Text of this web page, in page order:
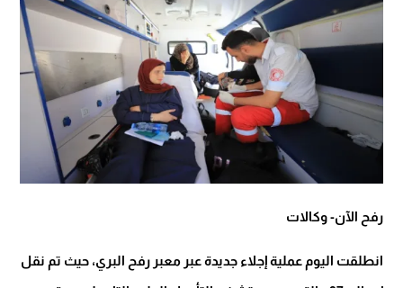
رفح الآن- وكالات
انطلقت اليوم عملية إجلاء جديدة عبر معبر رفح البري، حيث تم نقل